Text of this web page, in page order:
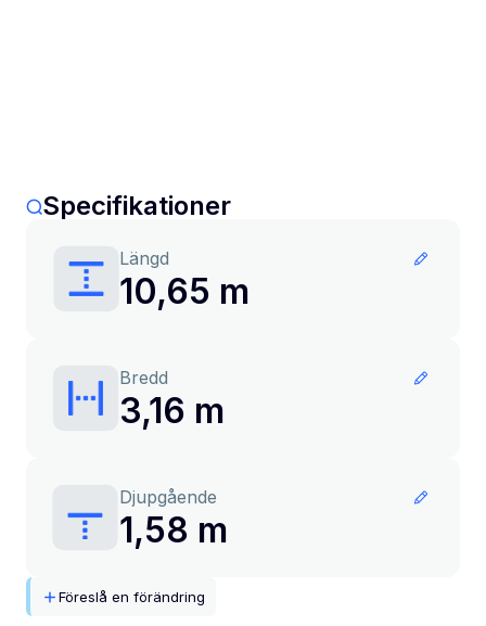
Specifikationer
Längd
10,65 m
Bredd
3,16 m
Djupgående
1,58 m
Föreslå en förändring